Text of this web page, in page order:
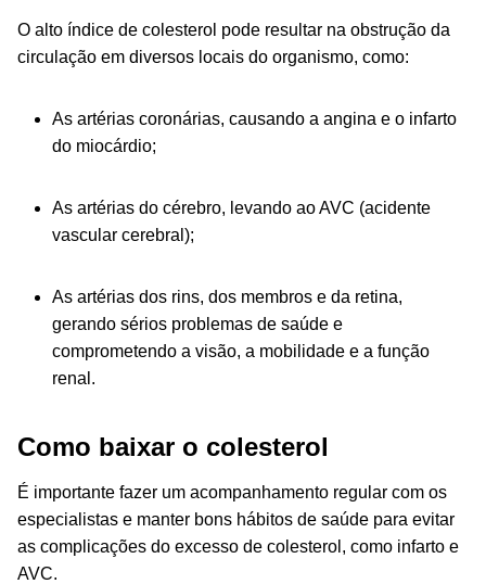
O alto índice de colesterol pode resultar na obstrução da
circulação em diversos locais do organismo, como:
As artérias coronárias, causando a angina e o infarto
do miocárdio;
As artérias do cérebro, levando ao AVC (acidente
vascular cerebral);
As artérias dos rins, dos membros e da retina,
gerando sérios problemas de saúde e
comprometendo a visão, a mobilidade e a função
renal.
Como baixar o colesterol
É importante fazer um acompanhamento regular com os
especialistas e manter bons hábitos de saúde para evitar
as complicações do excesso de colesterol, como infarto e
AVC.